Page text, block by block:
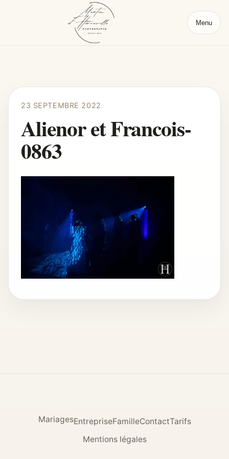
Menu
23 SEPTEMBRE 2022
Alienor et Francois-
0863
MariagesEntrepriseFamilleContactTarifs
Mentions légales